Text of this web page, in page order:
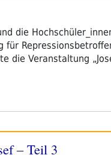
die
Veranstaltung
– Teil 3